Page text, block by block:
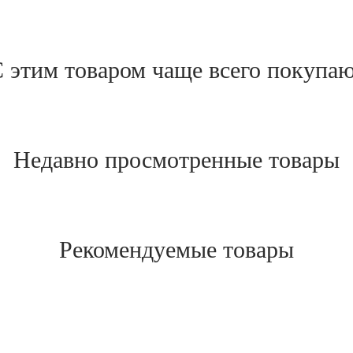
этим товаром чаще всего
Недавно просмотренные товары
Рекомендуемые товары